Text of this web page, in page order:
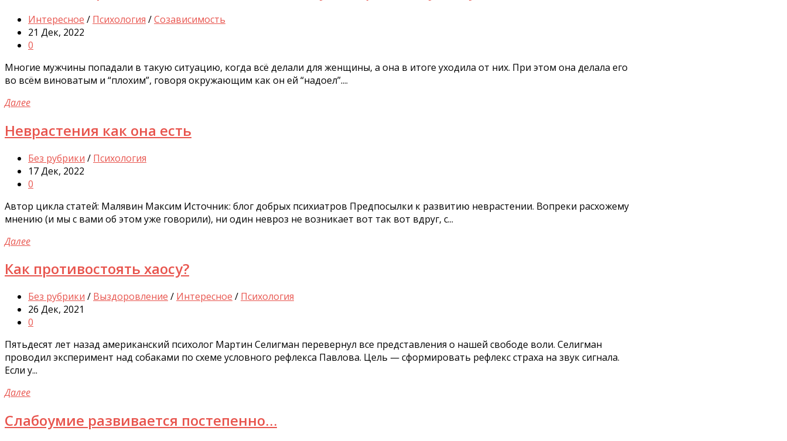
Интересное / Психология /Созависимость
21 Дек, 2022
0
Многие мужчины попадали в такую ситуацию, когда всё делали для женщины, а она в итоге уходила от них. При этом она делала его
во всём виноватым и “плохим”, говоря окружающим как он ей “надоел”....
Далее
Неврастения как она есть
Без рубрики / Психология
17 Дек, 2022
0
Автор цикла статей: Малявин Максим Источник: блог добрых психиатров Предпосылки к развитию неврастении. Вопреки расхожему
мнению (и мы с вами об этом уже говорили), ни один невроз не возникает вот так вот вдруг, с...
Далее
Как противостоять хаосу?
Без рубрики / Выздоровление / Интересное / Психология
26 Дек, 2021
0
Пятьдесят лет назад американский психолог Мартин Селигман перевернул все представления о нашей свободе воли. Селигман
проводил эксперимент над собаками по схеме условного рефлекса Павлова. Цель — сформировать рефлекс страха на звук сигнала.
Если у...
Далее
Слабоумие развивается постепенно…